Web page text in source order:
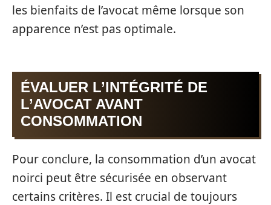
les bienfaits de l’avocat même lorsque son
apparence n’est pas optimale.
ÉVALUER L’INTÉGRITÉ DE
L’AVOCAT AVANT
CONSOMMATION
Pour conclure, la consommation d’un avocat
noirci peut être sécurisée en observant
certains critères. Il est crucial de toujours